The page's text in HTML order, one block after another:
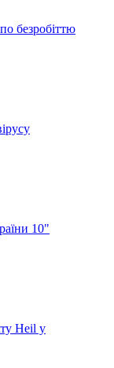
безробіттю
10"
Heil у